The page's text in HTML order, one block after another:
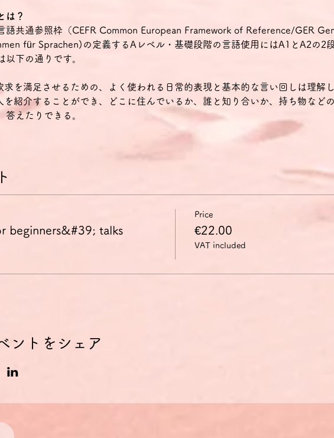
は？
語共通参照枠（CEFR Common European Framework of Reference/GER
für Sprachen)の定義するAレベル・基礎段階の言語使用にはA1とA2の2段
以下の通りです。
を満足させるための、よく使われる日常的表現と基本的な言い回しは理解
を紹介することができ、どこに住んでいるか、誰と知り合いか、持ち物など
答えたりできる。
beginners&#39; talks
Price
€22.00
VAT included
ントをシェア